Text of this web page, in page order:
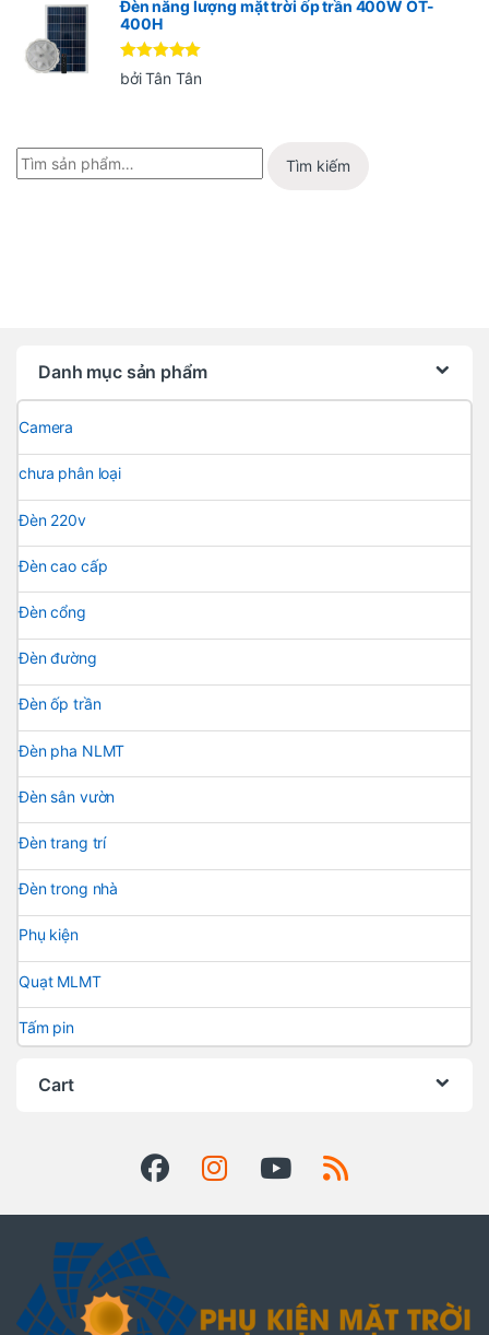
Đèn năng lượng mặt trời ốp trần 400W OT-
400H
Được xếp
hạng 55
bởi Tân Tân
Tìm kiếm
Danh mục sản phẩm
Camera
chưa phân loại
Đèn 220v
Đèn cao cấp
Đèn cổng
Đèn đường
Đèn ốp trần
Đèn pha NLMT
Đèn sân vườn
Đèn trang trí
Đèn trong nhà
Phụ kiện
Quạt MLMT
Tấm pin
Cart